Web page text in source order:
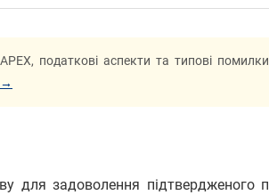
податкові аспекти та типові
→
для задоволення підтвердженого